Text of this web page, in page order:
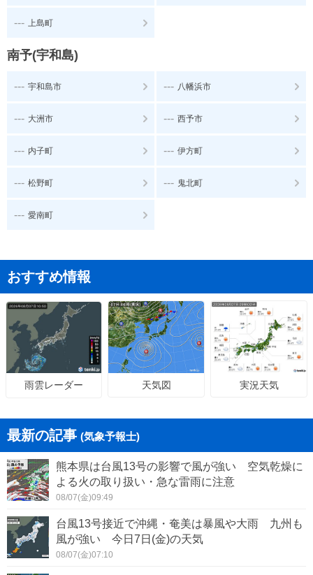
--- 上島町
南予(宇和島)
--- 宇和島市 --- 八幡浜市
--- 大洲市 --- 西予市
--- 内子町 --- 伊方町
--- 松野町 --- 鬼北町
--- 愛南町
おすすめ情報
雨雲レーダー 天気図 実況天気
最新の記事 (気象予報士)
熊本県は台風13号の影響で風が強い 空気乾燥に
よる火の取り扱い・急な雷雨に注意
08/07(金)09:49
台風13号接近で沖縄・奄美は暴風や大雨 九州も
風が強い 今日7日(金)の天気
08/07(金)07:10